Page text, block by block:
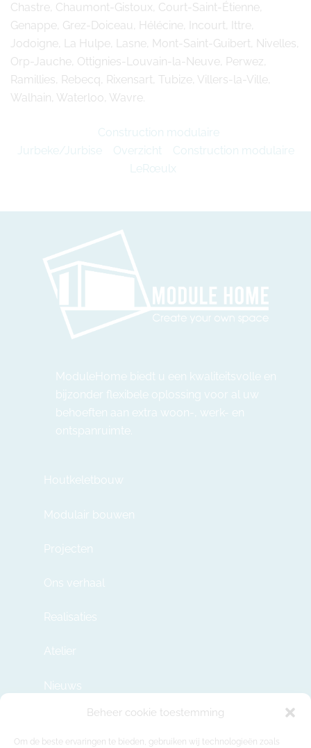
Beheer cookie toestemming
Om de beste ervaringen te bieden, gebruiken wij technologieën zoals
Chastre, Chaumont-Gistoux, Court-Saint-Étienne,
Genappe, Grez-Doiceau, Hélécine, Incourt, Ittre,
Jodoigne, La Hulpe, Lasne, Mont-Saint-Guibert, Nivelles,
Orp-Jauche, Ottignies-Louvain-la-Neuve, Perwez,
Ramillies, Rebecq, Rixensart, Tubize, Villers-la-Ville,
Walhain, Waterloo, Wavre.
Construction modulaire
Jurbeke/Jurbise
Overzicht
Construction modulaire
LeRœulx
ModuleHome biedt u een kwaliteitsvolle en
bijzonder flexibele oplossing voor al uw
behoeften aan extra woon-, werk- en
ontspanruimte.
Houtkeletbouw
Modulair bouwen
Projecten
Ons verhaal
Realisaties
Atelier
Nieuws